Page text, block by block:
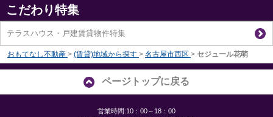
こだわり特集
テラスハウス・戸建賃貸物件特集
おもてなし不動産 > (賃貸)地域から探す > 名古屋市西区 > セジュール花萌
ページトップに戻る
営業時間:10：00～18：00